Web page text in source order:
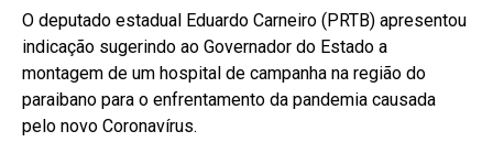
O deputado estadual Eduardo Carneiro (PRTB) apresentou
indicação sugerindo ao Governador do Estado a
montagem de um hospital de campanha na região do
paraibano para o enfrentamento da pandemia causada
pelo novo Coronavírus.